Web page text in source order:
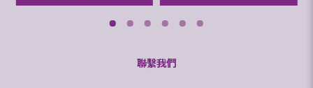
聯繫我們